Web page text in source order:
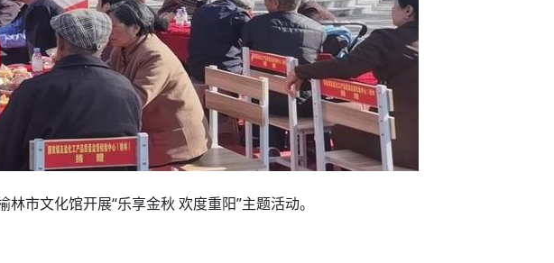
市文化馆开展“乐享金秋 欢度重阳”主题活动。